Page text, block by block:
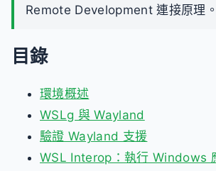
Remote Development 連接原理。
目錄
環境概述
WSLg 與 Wayland
驗證 Wayland 支援
WSL Interop：執行 Windows